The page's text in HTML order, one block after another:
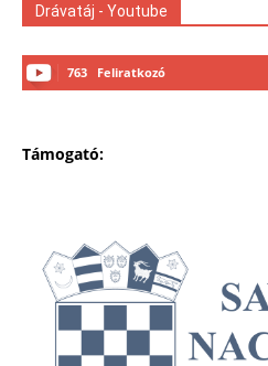
Drávatáj - Youtube
763 Feliratkozó
Támogató: